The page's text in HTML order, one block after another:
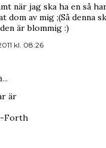
när jag ska ha en så
dom av mig ;(Så denna
är blommig :)
kl. 08:26
är
Forth